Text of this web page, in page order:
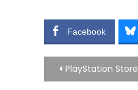
Facebook
Bericht
PlayStation